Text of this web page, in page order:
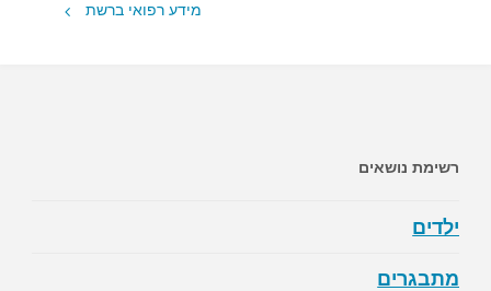
מידע רפואי ברשת
רשימת נושאים
ילדים
מתבגרים